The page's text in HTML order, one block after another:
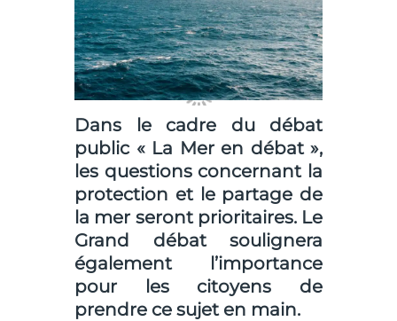
Dans le cadre du débat
public « La Mer en débat »,
les questions concernant la
protection et le partage de
la mer seront prioritaires. Le
Grand débat soulignera
également l’importance
pour les citoyens de
prendre ce sujet en main.